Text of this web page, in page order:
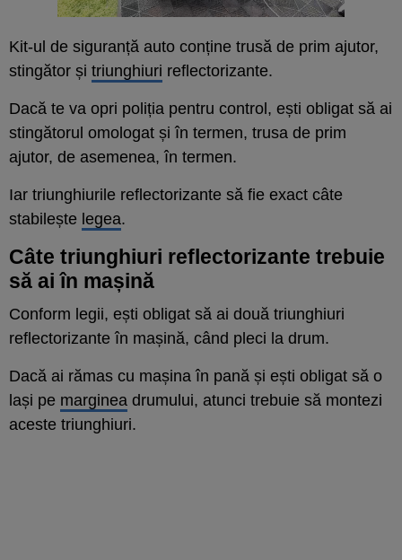
Kit-ul de siguranță auto conține trusă de prim ajutor,
stingător și triunghiuri reflectorizante.
Dacă te va opri poliția pentru control, ești obligat să ai
stingătorul omologat și în termen, trusa de prim
ajutor, de asemenea, în termen.
Iar triunghiurile reflectorizante să fie exact câte
stabilește legea.
Câte triunghiuri reflectorizante trebuie
să ai în mașină
Conform legii, ești obligat să ai două triunghiuri
reflectorizante în mașină, când pleci la drum.
Dacă ai rămas cu mașina în pană și ești obligat să o
lași pe marginea drumului, atunci trebuie să montezi
aceste triunghiuri.